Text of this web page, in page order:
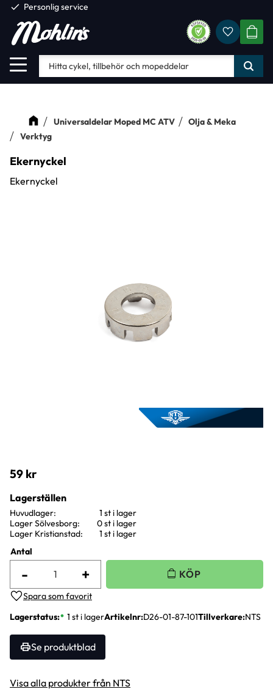
Meny
check Personlig service
Universaldelar Moped MC ATV
Olja & Meka
Verktyg
Ekernyckel
Ekernyckel
59 kr
Antal
+
-
Lägg till i favoriter
Lagerstatus 1 st i lagerArtikelnr D26-01-87-101Tillverkare NTS
Se produktblad
Lagerställen
Huvudlager
1 st i lager
Lager Sölvesborg
0 st i lager
Lager Kristianstad
1 st i lager
Visa alla produkter från NTS